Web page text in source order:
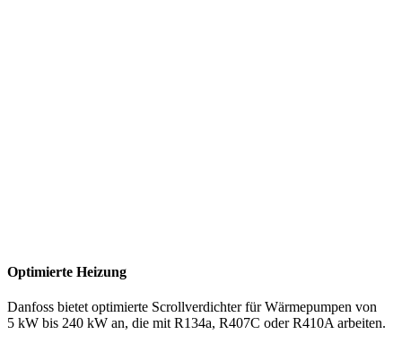
Optimierte Heizung
Danfoss bietet optimierte Scrollverdichter für Wärmepumpen von
5 kW bis 240 kW an, die mit R134a, R407C oder R410A arbeiten.